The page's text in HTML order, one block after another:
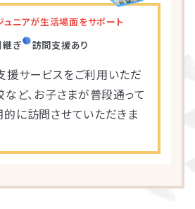
ニアが生活場面をサポート
ぎ
訪問支援あり
サービスをご利用いただ
など、お子さまが普段通って
に訪問させていただきま
江東区
立川市
杉並区
横浜市金沢区
横浜市中区
横浜市都筑区
大阪市阿倍野区
大阪市北区
大阪市都島区